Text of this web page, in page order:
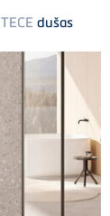
TECE dušas